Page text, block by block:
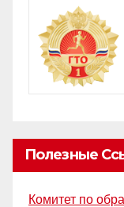
Полезные
Комитет по